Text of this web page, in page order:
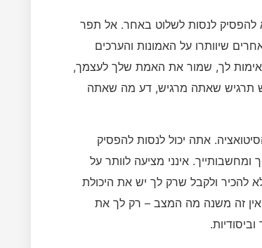
להפסיק לנסות לשלוט באחר. אל תפר
שיוותרו על האמונות והערכים
לך, שמור את האמת שלך לעצמך,
תרגיש שאתה מרגיש, דע מה שאתה
אתה יכול לנסות להפסיק
אינני מציעה לוותר על
להכיר ולקבל שרק לך יש את היכולת
זה משנה מה המצב – רק לך את